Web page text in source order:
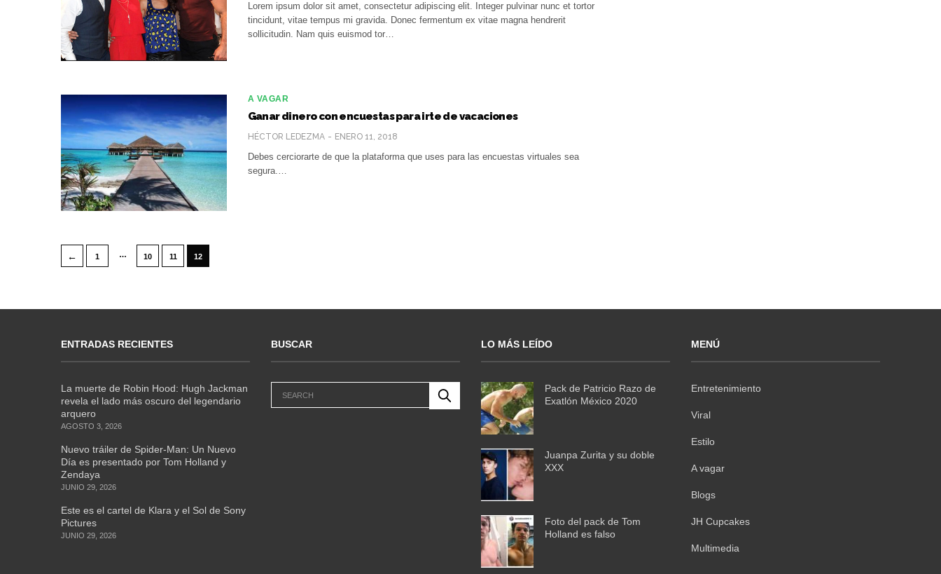
Lorem ipsum dolor sit amet, consectetur adipiscing elit. Integer pulvinar nunc et tortor
tincidunt, vitae tempus mi gravida. Donec fermentum ex vitae magna hendrerit
sollicitudin. Nam quis euismod tor…
A VAGAR
Ganar dinero con encuestas para irte de vacaciones
HÉCTOR LEDEZMA ENERO 11, 2018
Debes cerciorarte de que la plataforma que uses para las encuestas virtuales sea
segura.…
← 1 … 10 11 12
ENTRADAS RECIENTES
La muerte de Robin Hood: Hugh Jackman
revela el lado más oscuro del legendario
arquero
AGOSTO 3, 2026
Nuevo tráiler de Spider-Man: Un Nuevo
Día es presentado por Tom Holland y
Zendaya
JUNIO 29, 2026
Este es el cartel de Klara y el Sol de Sony
Pictures
JUNIO 29, 2026
BUSCAR LO MÁS LEÍDO
Pack de Patricio Razo de
Exatlón México 2020
Juanpa Zurita y su doble
XXX
Foto del pack de Tom
Holland es falso
MENÚ
Entretenimiento
Viral
Estilo
A vagar
Blogs
JH Cupcakes
Multimedia